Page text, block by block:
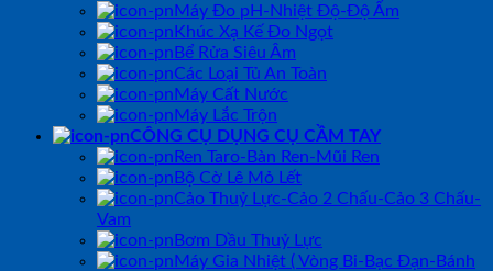
Máy Đo pH-Nhiệt Độ-Độ Ẩm
Khúc Xạ Kế Đo Ngọt
Bể Rửa Siêu Âm
Các Loại Tủ An Toàn
Máy Cất Nước
Máy Lắc Trộn
CÔNG CỤ DỤNG CỤ CẦM TAY
Ren Taro-Bàn Ren-Mũi Ren
Bộ Cờ Lê Mỏ Lết
Cảo Thuỷ Lực-Cảo 2 Chấu-Cảo 3 Chấu-
Vam
Bơm Dầu Thuỷ Lực
Máy Gia Nhiệt ( Vòng Bi-Bạc Đạn-Bánh